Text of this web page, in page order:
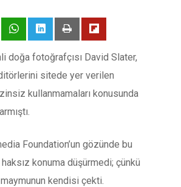
doğa fotoğrafçısı David Slater,
sitede yer verilen
kullanmamaları konusunda
Foundation’un gözünde bu
haksız konuma düşürmedi; çünkü
kendisi çekti.